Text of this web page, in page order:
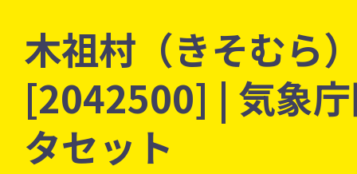
木祖村（きそむら
[2042500] | 気象
タセット